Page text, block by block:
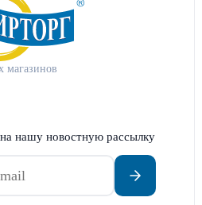
магазинов
нашу новостную рассылку